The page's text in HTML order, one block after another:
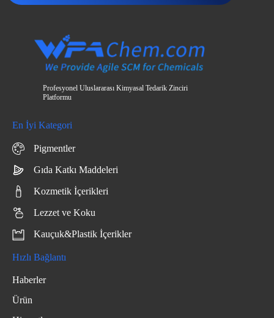
Profesyonel Uluslararası Kimyasal Tedarik Zinciri
Platformu
En İyi Kategori
Pigmentler
Gıda Katkı Maddeleri
Kozmetik İçerikleri
Lezzet ve Koku
Kauçuk&Plastik İçerikler
Hızlı Bağlantı
Haberler
Ürün